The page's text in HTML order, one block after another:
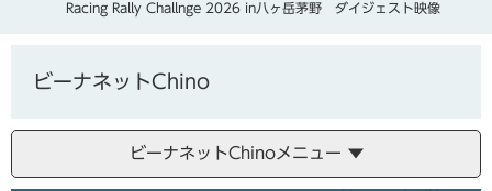
Racing Rally Challnge 2026 in八ヶ岳茅野 ダイジェスト映像
ビーナネットChino
ビーナネットChinoメニュー